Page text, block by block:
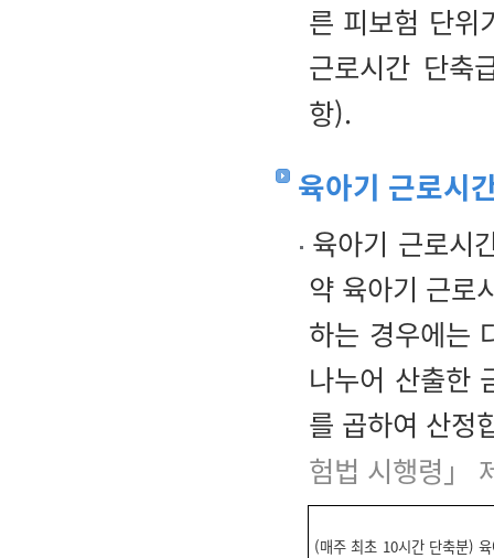
른 피보험 단위
근로시간 단축
항).
육아기 근로시
육아기 근로시
약 육아기 근로
하는 경우에는
나누어 산출한
를 곱하여 산정
험법 시행령」
(매주 최초 10시간 단축분)